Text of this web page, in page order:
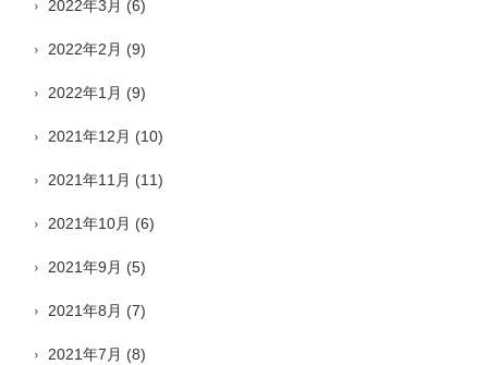
2022年3月 (6)
2022年2月 (9)
2022年1月 (9)
2021年12月 (10)
2021年11月 (11)
2021年10月 (6)
2021年9月 (5)
2021年8月 (7)
2021年7月 (8)